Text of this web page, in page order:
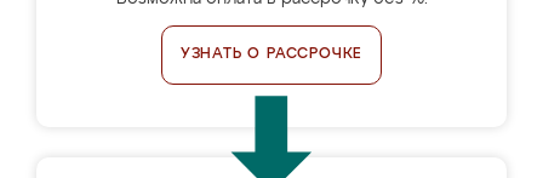
УЗНАТЬ О РАССРОЧКЕ